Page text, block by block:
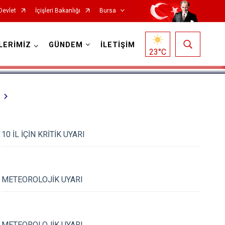
İçişleri Bakanlığı Bursa
Nilüfer
GÜNDEM İLETİŞİM
23°C
10 İL İÇİN KRİTİK UYARI
METEOROLOJİK UYARI